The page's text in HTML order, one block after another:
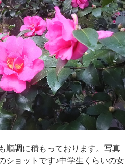
順調に積もっております。写真
ショットです♪中学生くらいの女